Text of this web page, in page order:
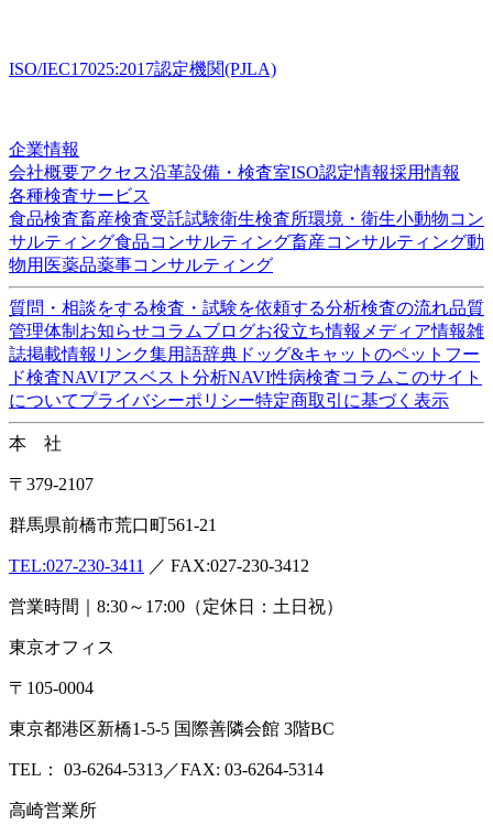
ISO/IEC17025:2017認定機関(PJLA)
企業情報
会社概要アクセス沿革設備・検査室ISO認定情報採用情報
各種検査サービス
食品検査畜産検査受託試験衛生検査所環境・衛生小動物コン
サルティング食品コンサルティング畜産コンサルティング動
物用医薬品薬事コンサルティング
質問・相談をする検査・試験を依頼する分析検査の流れ品質
管理体制お知らせコラムブログお役立ち情報メディア情報雑
誌掲載情報リンク集用語辞典ドッグ&キャットのペットフー
ド検査NAVIアスベスト分析NAVI性病検査コラムこのサイト
についてプライバシーポリシー特定商取引に基づく表示
本 社
〒379-2107
群馬県前橋市荒口町561-21
TEL:027-230-3411 ／ FAX:027-230-3412
営業時間｜8:30～17:00（定休日：土日祝）
東京オフィス
〒105-0004
東京都港区新橋1-5-5 国際善隣会館 3階BC
TEL： 03-6264-5313／FAX: 03-6264-5314